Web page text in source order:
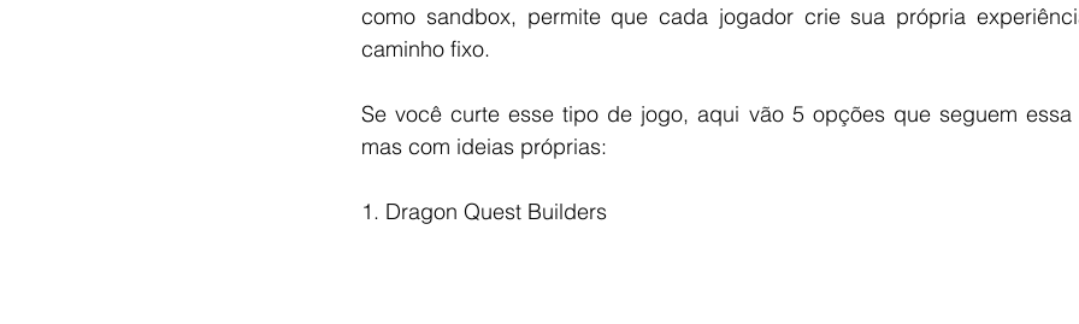
como sandbox, permite que cada jogador crie sua própria
caminho fixo.
Se você curte esse tipo de jogo, aqui vão 5 opções que seguem essa
mas com ideias próprias:
1. Dragon Quest Builders